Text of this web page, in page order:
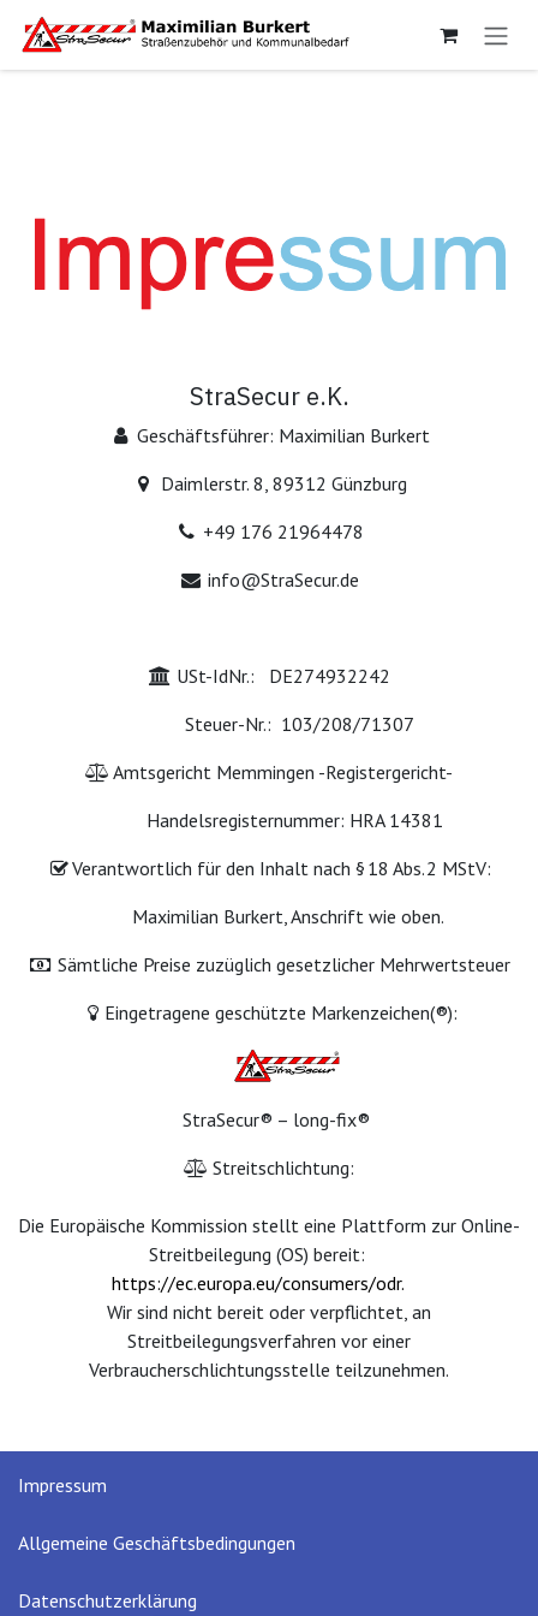
Zum Inhalt springen
StraSecur e.K.
Geschäftsführer: Maximilian Burkert
Daimlerstr. 8, 89312 Günzburg
+49 176 21964478
info@StraSecur.de
USt-IdNr.: DE274932242
​ Steuer-Nr.: 103/208/71307
Amtsgericht Memmingen -Registergericht-
​ Handelsregisternummer: HRA 14381
Verantwortlich für den Inhalt nach § 18 Abs. 2 MStV:
Maximilian Burkert, Anschrift wie oben.
Sämtliche Preise zuzüglich gesetzlicher Mehrwertsteuer
Eingetragene geschützte Markenzeichen(®):
​ ​ ​ ​StraSecur® – long-fix®
Streitschlichtung:
Die Europäische Kommission stellt eine Plattform zur Online-
Streitbeilegung (OS) bereit:
https://ec.europa.eu/consumers/odr.
Wir sind nicht bereit oder verpflichtet, an
Streitbeilegungsverfahren vor einer
Verbraucherschlichtungsstelle teilzunehmen.
Datenschutzerklärung
Allgemeine Geschäftsbedingungen
Impressum